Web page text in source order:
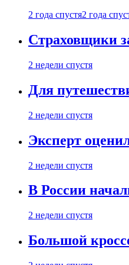
2 года спустя2 года
Страховщики
2 недели спустя
Для
2 недели спустя
Эксперт
2 недели спустя
В России
2 недели спустя
Большой